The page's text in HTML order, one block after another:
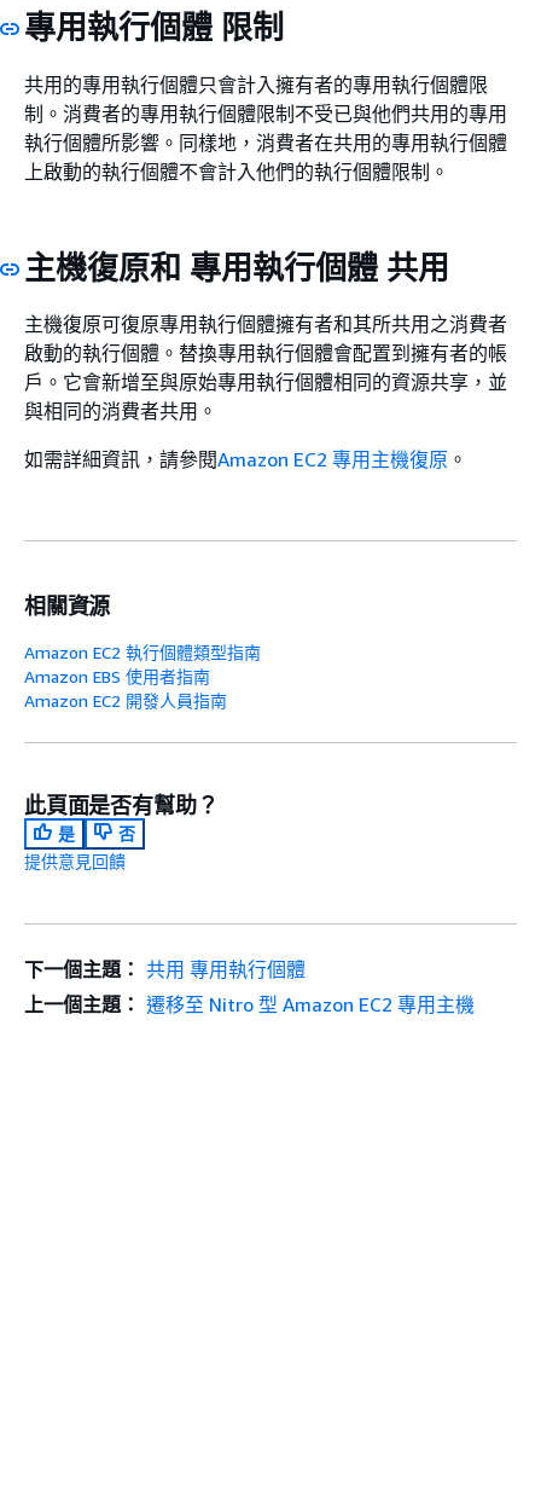
專用執行個體 限制
共用的專用執行個體只會計入擁有者的專用執行個體限
制。消費者的專用執行個體限制不受已與他們共用的專用
執行個體所影響。同樣地，消費者在共用的專用執行個體
上啟動的執行個體不會計入他們的執行個體限制。
主機復原和 專用執行個體 共用
主機復原可復原專用執行個體擁有者和其所共用之消費者
啟動的執行個體。替換專用執行個體會配置到擁有者的帳
戶。它會新增至與原始專用執行個體相同的資源共享，並
與相同的消費者共用。
如需詳細資訊，請參閱Amazon EC2 專用主機復原 。
相關資源
Amazon EC2 執行個體類型指南
Amazon EBS 使用者指南
Amazon EC2 開發人員指南
此頁面是否有幫助？
是
否
提供意見回饋
下一個主題： 共用 專用執行個體
上一個主題： 遷移至 Nitro 型 Amazon EC2 專用主機